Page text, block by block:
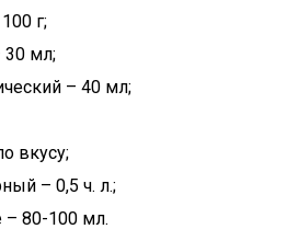
г;
30 мл;
– 40 мл;
вкусу;
– 0,5 ч. л.;
– 80-100 мл.